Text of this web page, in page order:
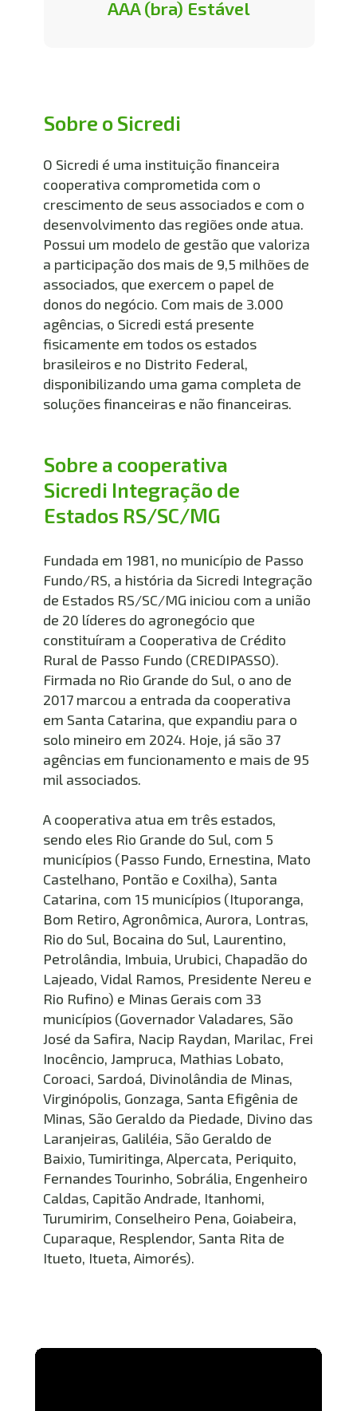
AAA (bra) Estável
Sobre o Sicredi
O Sicredi é uma instituição financeira
cooperativa comprometida com o
crescimento de seus associados e com o
desenvolvimento das regiões onde atua.
Possui um modelo de gestão que valoriza
a participação dos mais de 9,5 milhões de
associados, que exercem o papel de
donos do negócio. Com mais de 3.000
agências, o Sicredi está presente
fisicamente em todos os estados
brasileiros e no Distrito Federal,
disponibilizando uma gama completa de
soluções financeiras e não financeiras.
Sobre a cooperativa
Sicredi Integração de
Estados RS/SC/MG
Fundada em 1981, no município de Passo
Fundo/RS, a história da Sicredi Integração
de Estados RS/SC/MG iniciou com a união
de 20 líderes do agronegócio que
constituíram a Cooperativa de Crédito
Rural de Passo Fundo (CREDIPASSO).
Firmada no Rio Grande do Sul, o ano de
2017 marcou a entrada da cooperativa
em Santa Catarina, que expandiu para o
solo mineiro em 2024. Hoje, já são 37
agências em funcionamento e mais de 95
mil associados.
A cooperativa atua em três estados,
sendo eles Rio Grande do Sul, com 5
municípios (Passo Fundo, Ernestina, Mato
Castelhano, Pontão e Coxilha), Santa
Catarina, com 15 municípios (Ituporanga,
Bom Retiro, Agronômica, Aurora, Lontras,
Rio do Sul, Bocaina do Sul, Laurentino,
Petrolândia, Imbuia, Urubici, Chapadão do
Lajeado, Vidal Ramos, Presidente Nereu e
Rio Rufino) e Minas Gerais com 33
municípios (Governador Valadares, São
José da Safira, Nacip Raydan, Marilac, Frei
Inocêncio, Jampruca, Mathias Lobato,
Coroaci, Sardoá, Divinolândia de Minas,
Virginópolis, Gonzaga, Santa Efigênia de
Minas, São Geraldo da Piedade, Divino das
Laranjeiras, Galiléia, São Geraldo de
Baixio, Tumiritinga, Alpercata, Periquito,
Fernandes Tourinho, Sobrália, Engenheiro
Caldas, Capitão Andrade, Itanhomi,
Turumirim, Conselheiro Pena, Goiabeira,
Cuparaque, Resplendor, Santa Rita de
Itueto, Itueta, Aimorés).